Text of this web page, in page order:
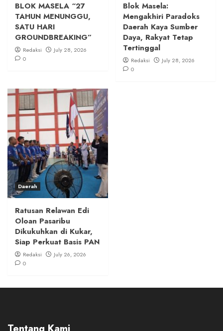
BLOK MASELA “27
TAHUN MENUNGGU,
SATU HARI
GROUNDBREAKING”
Redaksi
July 28, 2026
0
Blok Masela:
Mengakhiri Paradoks
Daerah Kaya Sumber
Daya, Rakyat Tetap
Tertinggal
Redaksi
July 28, 2026
0
Daerah
Ratusan Relawan Edi
Oloan Pasaribu
Dikukuhkan di Kukar,
Siap Perkuat Basis PAN
Redaksi
July 26, 2026
0